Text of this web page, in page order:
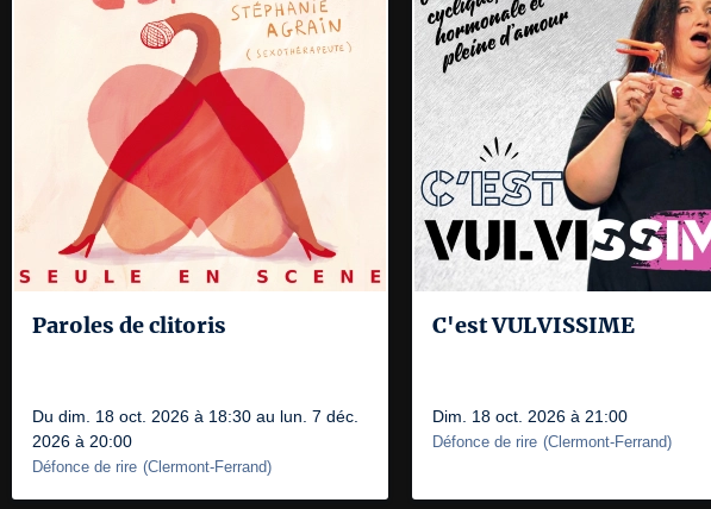
Paroles de clitoris
Du dim. 18 oct. 2026 à 18:30 au lun. 7 déc.
2026 à 20:00
Défonce de rire (Clermont-Ferrand)
C'est VULVISSIME
Dim. 18 oct. 2026 à 21:00
Défonce de rire (Clermont-Ferrand)